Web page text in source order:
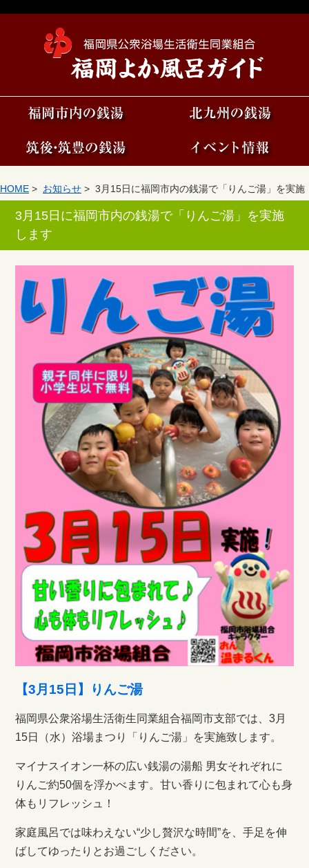
HOME > お知らせ > 3月15日に福岡市内の銭湯で「りんご湯」を実施
3月15日に福岡市内の銭湯で「りんご湯」を実施
します
【3月15日】りんご湯
福岡県公衆浴場生活衛生同業組合福岡市支部では、3月
15日（水）浴場まつり「りんご湯」を実施致します。
マイナスイオン一杯の広い銭湯の湯船 男女それぞれに
りんご約50個を浮かべます。甘い香りに包まれて心も身
体もリフレッシュ！
家庭風呂では味わえない“少し贅沢な時間”を、手足を伸
ばしてゆったりとお過ごしください。